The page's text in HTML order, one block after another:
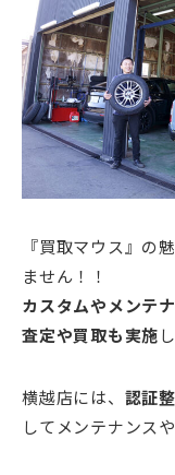
『買取マウス』の
ません！！
カスタムやメンテ
査定や買取も実施
横越店には、 認証
してメンテナンス